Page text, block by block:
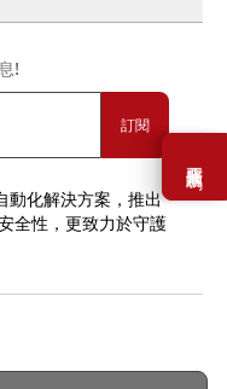
需要幫助嗎？
!
訂閱
動化解決方案，推出
全性，更致力於守護